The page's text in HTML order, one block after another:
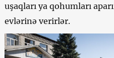
uşaqları ya qohumları
evlərinə verirlər.